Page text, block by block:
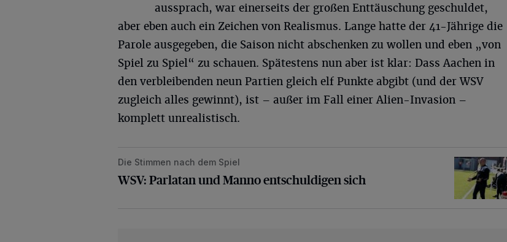
aussprach, war einerseits der großen Enttäuschung geschuldet,
aber eben auch ein Zeichen von Realismus. Lange hatte der 41-Jährige die
Parole ausgegeben, die Saison nicht abschenken zu wollen und eben „von
Spiel zu Spiel“ zu schauen. Spätestens nun aber ist klar: Dass Aachen in
den verbleibenden neun Partien gleich elf Punkte abgibt (und der WSV
zugleich alles gewinnt), ist – außer im Fall einer Alien-Invasion –
komplett unrealistisch.
WSV: Parlatan und Manno entschuldigen sich
Die Stimmen nach dem Spiel
WSV: Parlatan und Manno entschuldigen sich